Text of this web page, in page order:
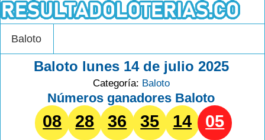
Baloto
Baloto lunes 14 de julio 2025
Categoría: Baloto
Números ganadores Baloto
08 28 36 35 14 05